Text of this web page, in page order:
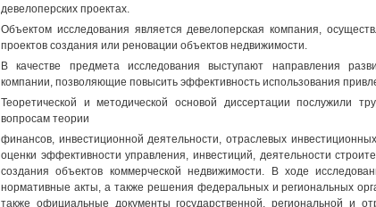
девелоперских проектах.
Объектом исследования является девелоперская компания,
проектов создания или реновации объектов недвижимости.
В качестве предмета исследования выступают направления
компании, позволяющие повысить эффективность использования
Теоретической и методической основой диссертации послужили
вопросам теории
финансов, инвестиционной деятельности, отраслевых
оценки эффективности управления, инвестиций, деятельности
создания объектов коммерческой недвижимости. В ходе
нормативные акты, а также решения федеральных и региональных
также официальные документы государственной, региональной и